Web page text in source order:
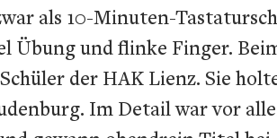
als 10-Minuten-
und flinke Finger.
der HAK Lienz. Sie
Im Detail war vor